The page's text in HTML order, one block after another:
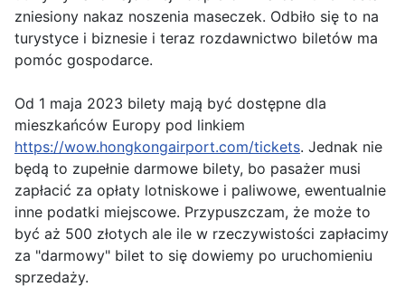
zniesiony nakaz noszenia maseczek. Odbiło się to na
turystyce i biznesie i teraz rozdawnictwo biletów ma
pomóc gospodarce.
Od 1 maja 2023 bilety mają być dostępne dla
mieszkańców Europy pod linkiem
https://wow.hongkongairport.com/tickets. Jednak nie
będą to zupełnie darmowe bilety, bo pasażer musi
zapłacić za opłaty lotniskowe i paliwowe, ewentualnie
inne podatki miejscowe. Przypuszczam, że może to
być aż 500 złotych ale ile w rzeczywistości zapłacimy
za "darmowy" bilet to się dowiemy po uruchomieniu
sprzedaży.